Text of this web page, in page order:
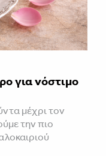
για νόστιμο
μέχρι τον
την πιο